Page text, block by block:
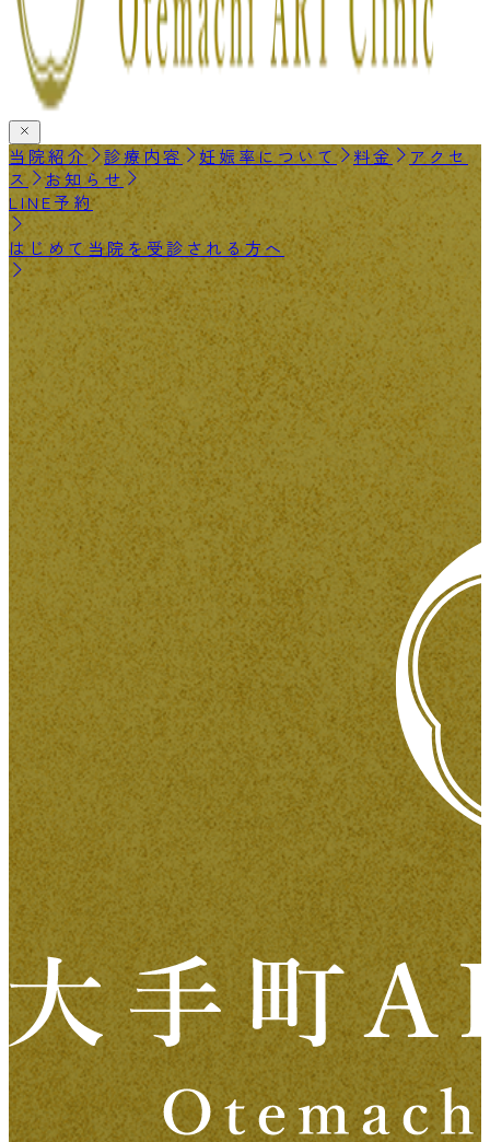
当院紹介 診療内容 妊娠率について 料金
アクセ
ス
お知らせ
LINE予約
はじめて当院を受診される方へ